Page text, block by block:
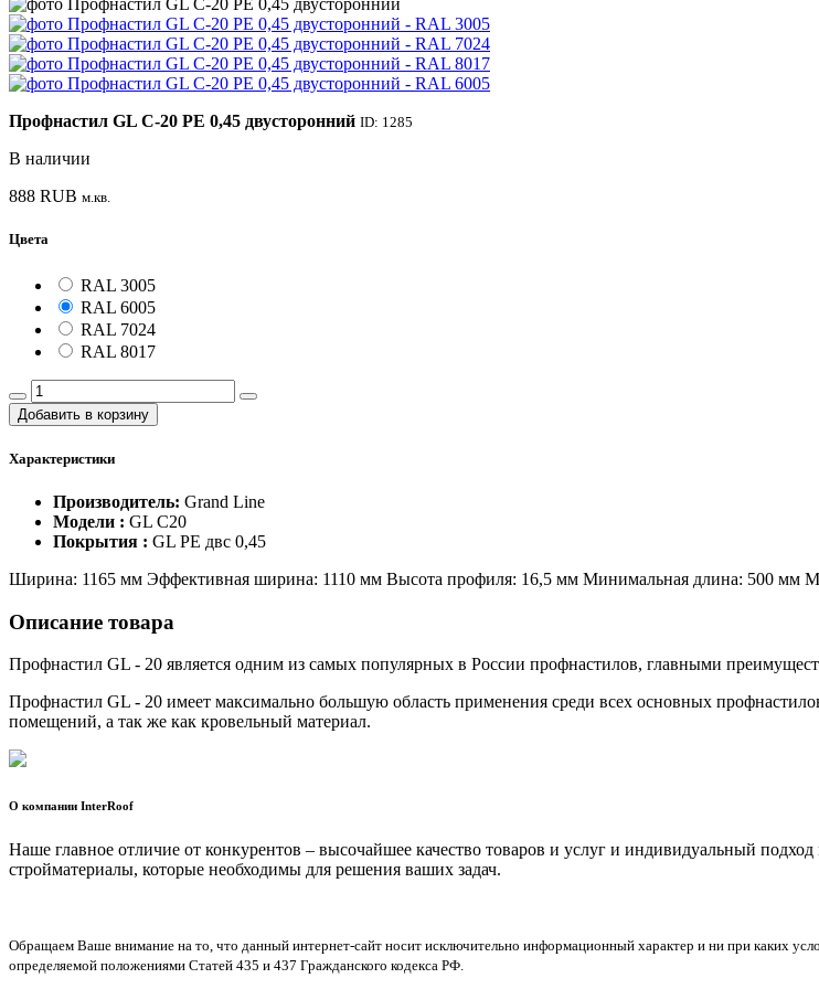
Профнастил GL С-20 PE 0,45 двусторонний ID: 1285
В наличии
888 RUB м.кв.
Цвета
RAL 3005
RAL 6005
RAL 7024
RAL 8017
Добавить в корзину
Характеристики
Производитель: Grand Line
Модели : GL C20
Покрытия : GL PE двс 0,45
Ширина: 1165 мм Эффективная ширина: 1110 мм Высота профиля: 16,5 мм Минимальная длина: 500 мм
Описание товара
Профнастил GL - 20 является одним из самых популярных в России профнастилов, главными
Профнастил GL - 20 имеет максимально большую область применения среди всех основных
помещений, а так же как кровельный материал.
О компании InterRoof
Наше главное отличие от конкурентов – высочайшее качество товаров и услуг и индивидуальный
стройматериалы, которые необходимы для решения ваших задач.
Обращаем Ваше внимание на то, что данный интернет-сайт носит исключительно информационный характер и ни при каких
определяемой положениями Статей 435 и 437 Гражданского кодекса РФ.